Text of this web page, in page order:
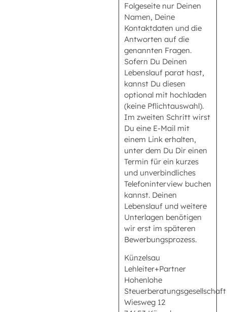
Folgeseite nur Deinen
Namen, Deine
Kontaktdaten und die
Antworten auf die
genannten Fragen.
Sofern Du Deinen
Lebenslauf parat hast,
kannst Du diesen
optional mit hochladen
(keine Pflichtauswahl).
Im zweiten Schritt wirst
Du eine E-Mail mit
einem Link erhalten,
unter dem Du Dir einen
Termin für ein kurzes
und unverbindliches
Telefoninterview buchen
kannst. Deinen
Lebenslauf und weitere
Unterlagen benötigen
wir erst im späteren
Bewerbungsprozess.
Künzelsau
Lehleiter+Partner
Hohenlohe
Steuerberatungsgesellschaft
Wiesweg 12